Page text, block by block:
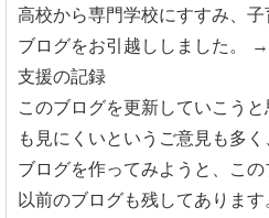
高校から専門学校にすすみ、
ブログをお引越ししました。
→
支援の記録
このブログを更新していこう
も見にくいというご意見も多
ブログを作ってみようと、この
以前のブログも残してありま